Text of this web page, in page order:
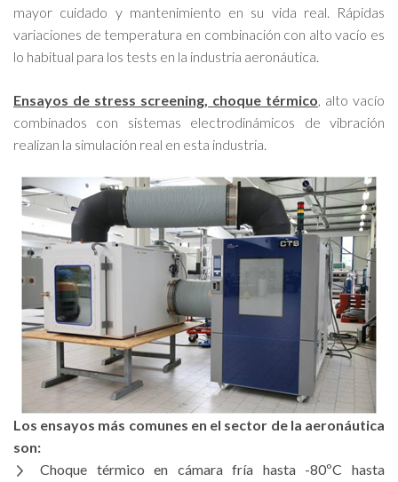
mayor cuidado y mantenimiento en su vida real. Rápidas
variaciones de temperatura en combinación con alto vacío es
lo habitual para los tests en la industria aeronáutica.
Ensayos de stress screening, choque térmico, alto vacío
combinados con sistemas electrodinámicos de vibración
realizan la simulación real en esta industria.
Los ensayos más comunes en el sector de la aeronáutica
son:
Choque térmico en cámara fría hasta -80ºC hasta